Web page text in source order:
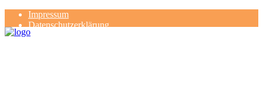
Impressum
Datenschutzerklärung
Kontakt